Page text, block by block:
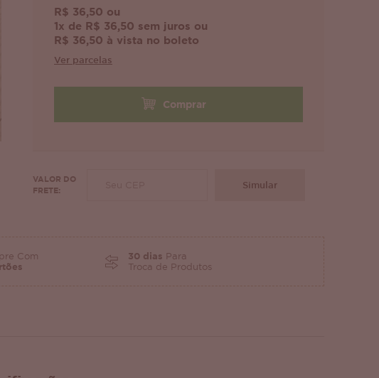
R$ 36,50 ou
1x de R$ 36,50 sem juros ou
R$ 36,50 à vista no boleto
Ver parcelas
Comprar
VALOR DO
FRETE:
Simular
Com
30 dias Para
Troca de Produtos